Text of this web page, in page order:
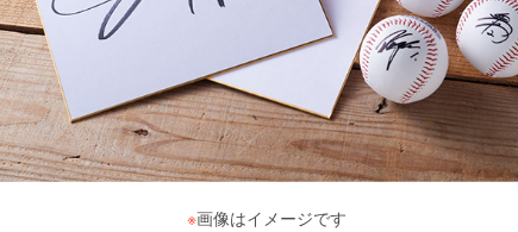
※画像はイメージです